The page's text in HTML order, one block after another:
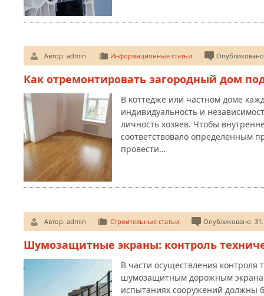
Автор: admin Информационные статьи
Как отремонтировать загородный дом
В коттедже или частном доме
индивидуальность и
личность хозяев. Чтобы
соответствовало определенным
провести…
Автор: admin Строительные статьи Опубликовано:
Шумозащитные экраны: контроль
В части осуществления контроля
шумозащитным дорожным
испытаниях сооружений должны